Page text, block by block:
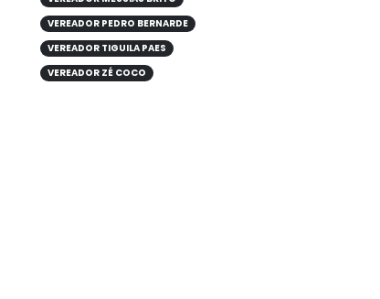
VEREADOR PEDRO BERNARDE
VEREADOR TIGUILA PAES
VEREADOR ZÉ COCO